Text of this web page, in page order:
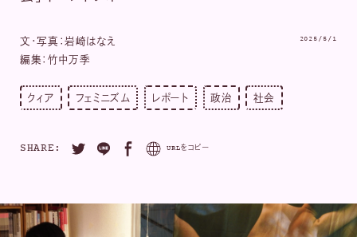
文・写真：岩崎はなえ
編集：竹中万季
2025/5/1
クィア フェミニズム レポート 政治 社会
SHARE: URLをコピー